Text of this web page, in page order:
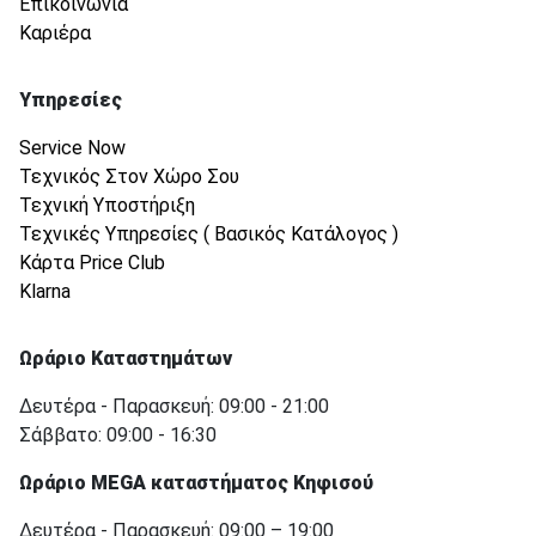
Καριέρα
Υπηρεσίες
Service Now
Τεχνικός Στον Χώρο Σου
Τεχνική Υποστήριξη
Τεχνικές Υπηρεσίες ( Βασικός Κατάλογος )
Κάρτα Price Club
Klarna
Ωράριο Καταστημάτων
Δευτέρα - Παρασκευή: 09:00 - 21:00
Σάββατο: 09:00 - 16:30
Ωράριο MEGA καταστήματος Κηφισού
Δευτέρα - Παρασκευή: 09:00 – 19:00